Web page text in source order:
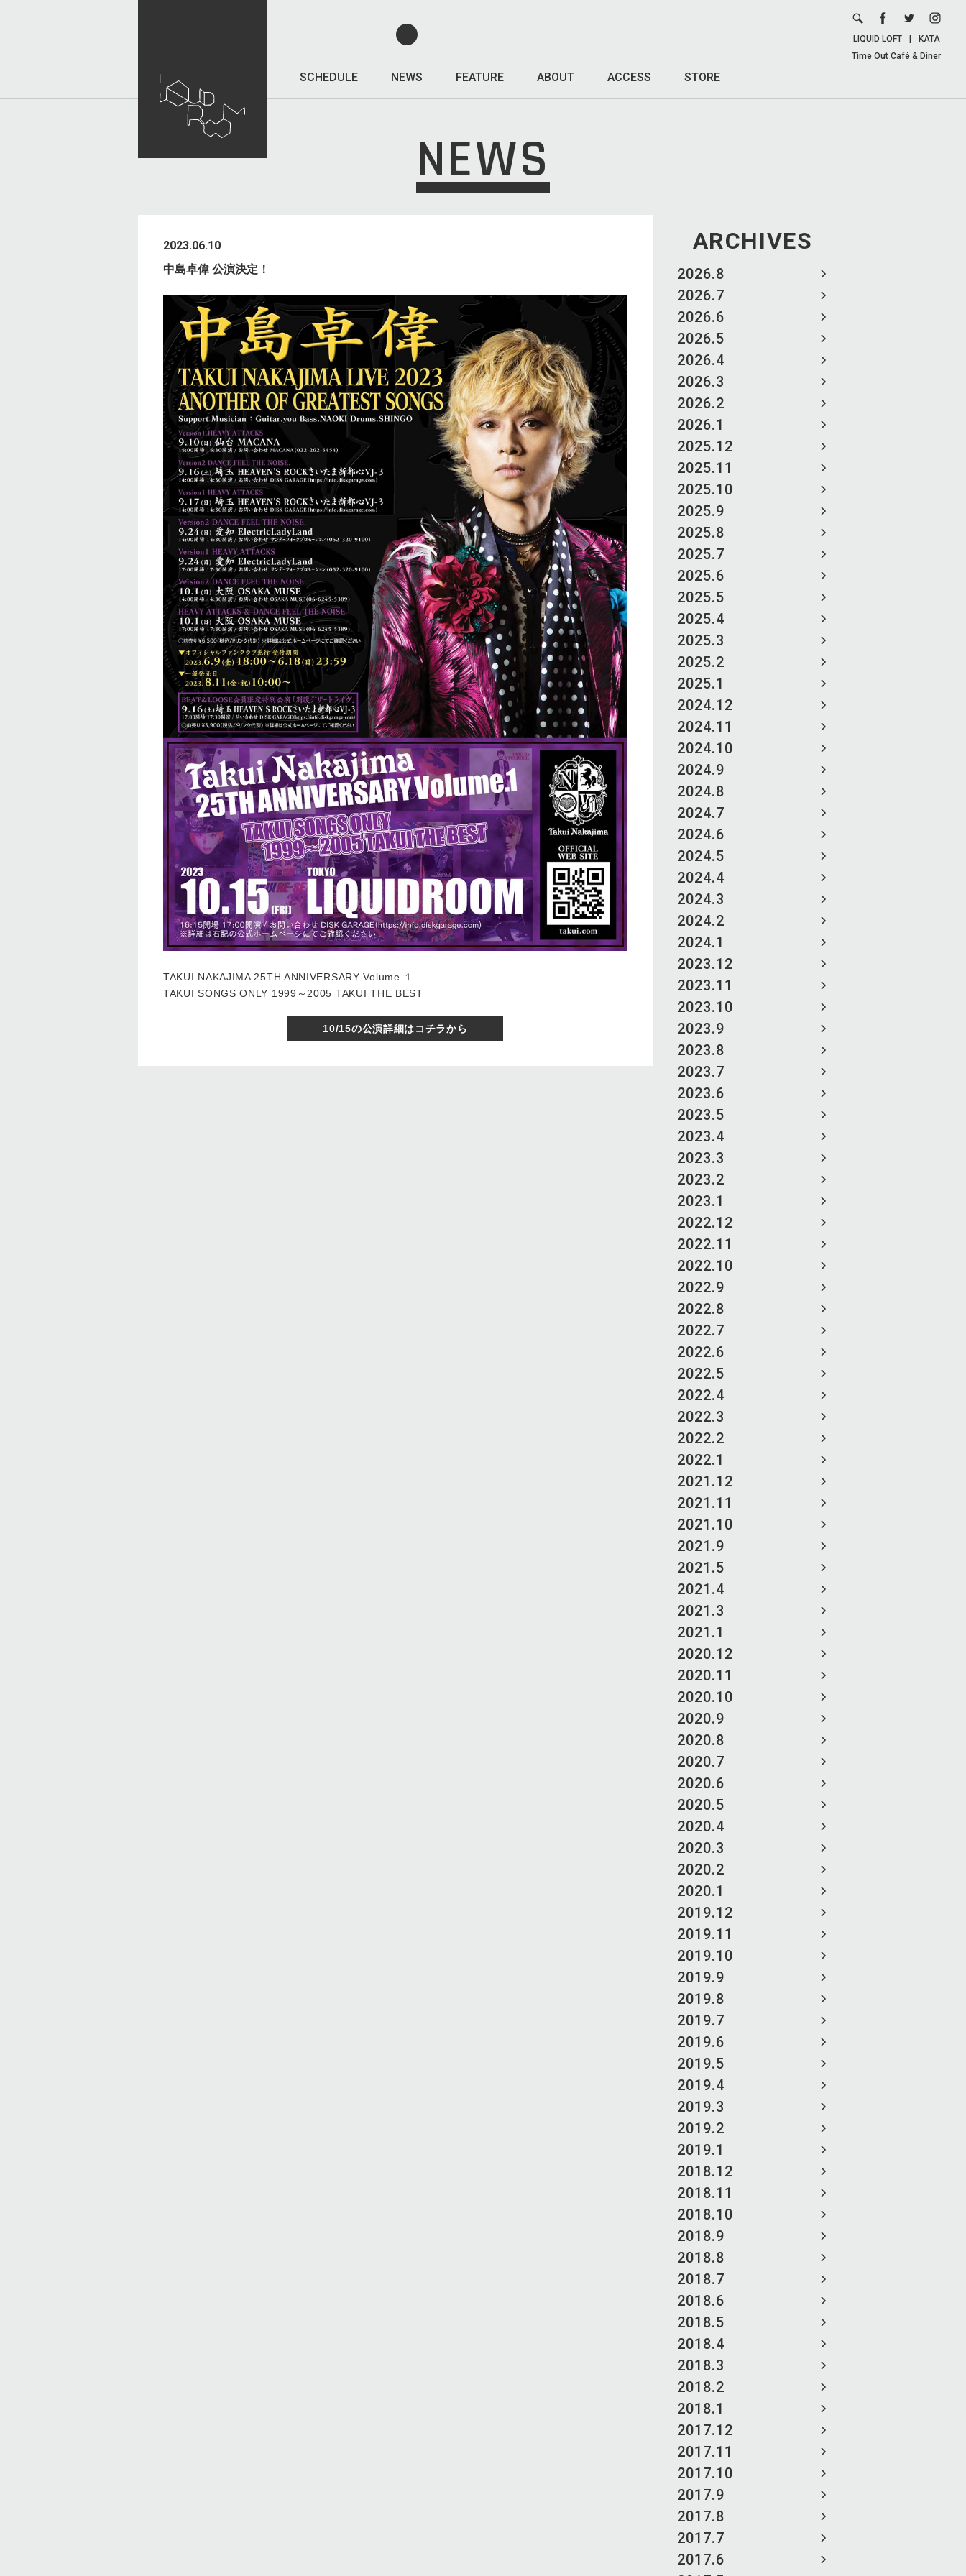
SCHEDULE NEWS FEATURE ABOUT ACCESS STORE
LIQUID LOFT
KATA
Time Out Café & Diner
NEWS
ARCHIVES
2026.8
2026.7
2026.6
2026.5
2026.4
2026.3
2026.2
2026.1
2025.12
2025.11
2025.10
2025.9
2025.8
2025.7
2025.6
2025.5
2025.4
2025.3
2025.2
2025.1
2024.12
2024.11
2024.10
2024.9
2024.8
2024.7
2024.6
2024.5
2024.4
2024.3
2024.2
2024.1
2023.12
2023.11
2023.10
2023.9
2023.8
2023.7
2023.6
2023.5
2023.4
2023.3
2023.2
2023.1
2022.12
2022.11
2022.10
2022.9
2022.8
2022.7
2022.6
2022.5
2022.4
2022.3
2022.2
2022.1
2021.12
2021.11
2021.10
2021.9
2021.5
2021.4
2021.3
2021.1
2020.12
2020.11
2020.10
2020.9
2020.8
2020.7
2020.6
2020.5
2020.4
2020.3
2020.2
2020.1
2019.12
2019.11
2019.10
2019.9
2019.8
2019.7
2019.6
2019.5
2019.4
2019.3
2019.2
2019.1
2018.12
2018.11
2018.10
2018.9
2018.8
2018.7
2018.6
2018.5
2018.4
2018.3
2018.2
2018.1
2017.12
2017.11
2017.10
2017.9
2017.8
2017.7
2017.6
2023.06.10
中島卓偉 公演決定！
TAKUI NAKAJIMA 25TH ANNIVERSARY Volume.１
TAKUI SONGS ONLY 1999～2005 TAKUI THE BEST
10/15の公演詳細はコチラから